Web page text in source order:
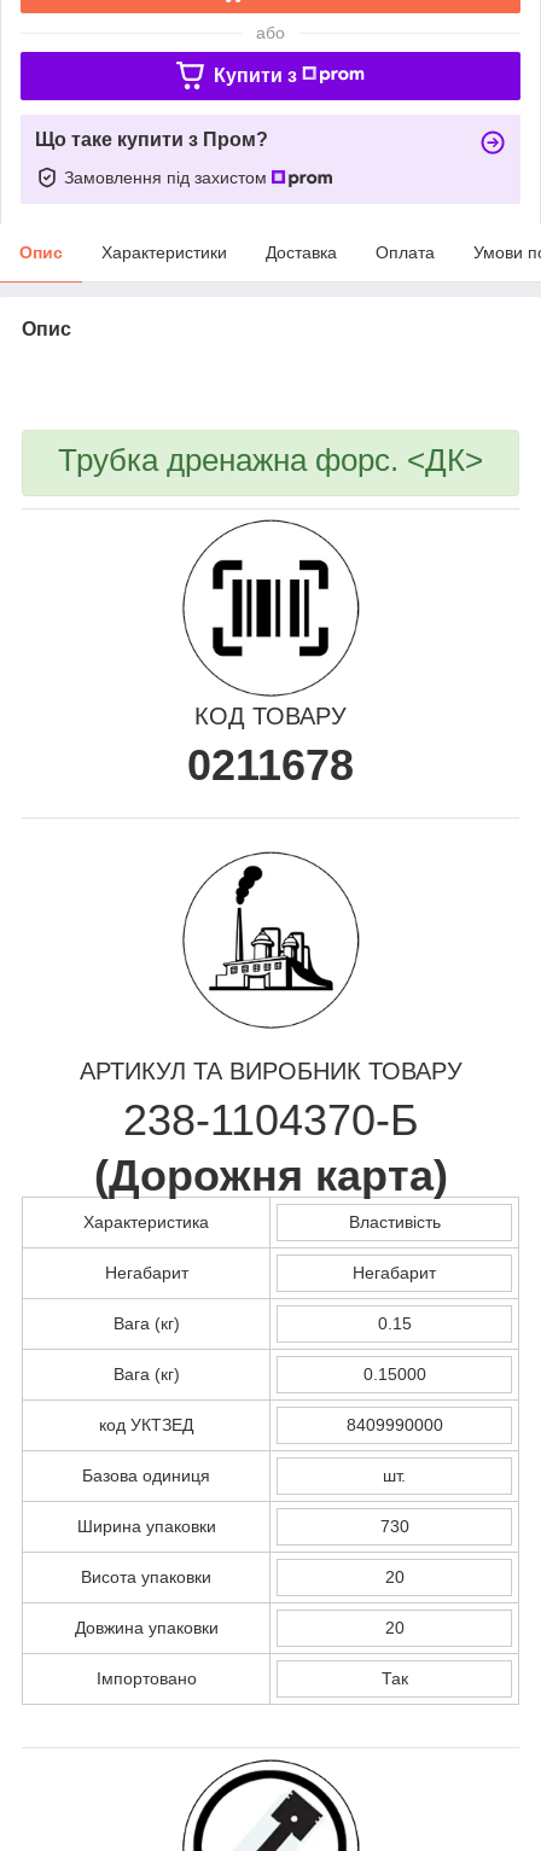
або
Купити з
Що таке купити з Пром?
Замовлення під захистом
Опис Характеристики Доставка Оплата Умови
Опис
Трубка дренажна форс. <ДК>
КОД ТОВАРУ
0211678
АРТИКУЛ ТА ВИРОБНИК ТОВАРУ
238-1104370-Б
(Дорожня карта)
Характеристика Властивість
Негабарит Негабарит
Вага (кг) 0.15
Вага (кг) 0.15000
код УКТЗЕД 8409990000
Базова одиниця шт.
Ширина упаковки 730
Висота упаковки 20
Довжина упаковки 20
Імпортовано Так